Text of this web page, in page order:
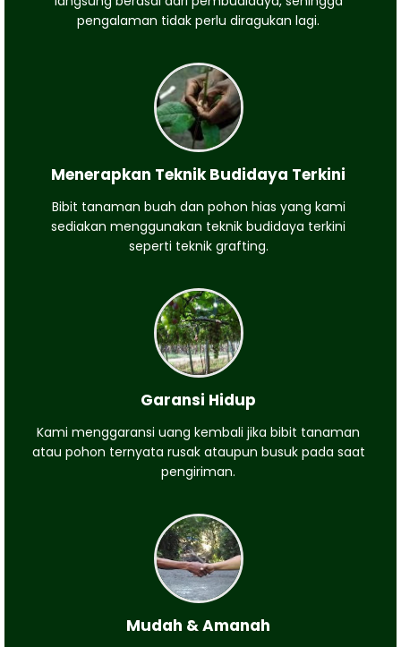
pengalaman tidak perlu diragukan lagi.
Menerapkan Teknik Budidaya Terkini
Bibit tanaman buah dan pohon hias yang kami
sediakan menggunakan teknik budidaya terkini
seperti teknik grafting.
Garansi Hidup
Kami menggaransi uang kembali jika bibit tanaman
atau pohon ternyata rusak ataupun busuk pada saat
pengiriman.
Mudah & Amanah